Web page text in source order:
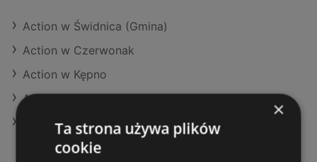
Action w Świdnica (Gmina)
Action w Czerwonak
Action w Kępno
Action w Tarnowo Podgórne
Action w Opoczno
×
Ta strona używa plików
cookie